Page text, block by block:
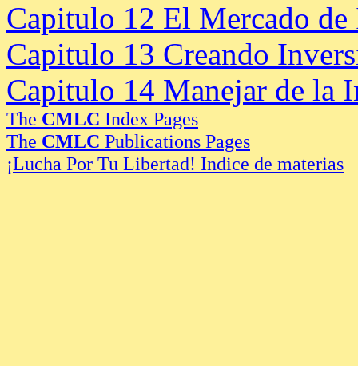
Capitulo 12 El Mercado de
Capitulo 13 Creando
Capitulo 14 Manejar de la
The CMLC Index Pages
The CMLC Publications Pages
¡Lucha Por Tu Libertad! Indice de materias